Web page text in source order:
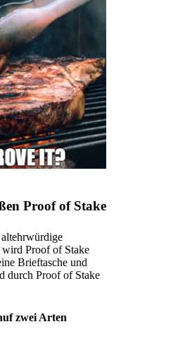
Proof of Stake
Proof of Stake
Brieftasche und
durch Proof of Stake
zwei Arten